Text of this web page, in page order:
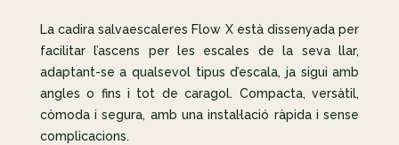
La cadira salvaescaleres Flow X està dissenyada per
facilitar l’ascens per les escales de la seva llar,
adaptant-se a qualsevol tipus d’escala, ja sigui amb
angles o fins i tot de caragol. Compacta, versàtil,
còmoda i segura, amb una instal·lació ràpida i sense
complicacions.